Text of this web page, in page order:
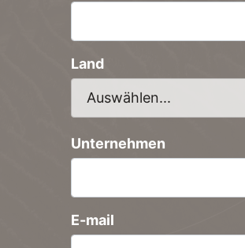
Land
Unternehmen
E-mail